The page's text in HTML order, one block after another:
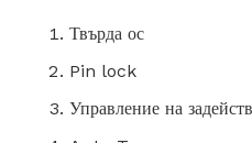
Твърда ос
Pin lock
Управление на